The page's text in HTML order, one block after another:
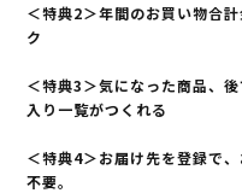
＜特典2＞年間のお買い物合
ク
＜特典3＞気になった商品、
入り一覧がつくれる
＜特典4＞お届け先を登録で
不要。